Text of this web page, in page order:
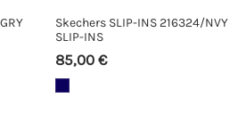
Skechers SLIP-INS 216324/NVY
SLIP-INS
85,00 €